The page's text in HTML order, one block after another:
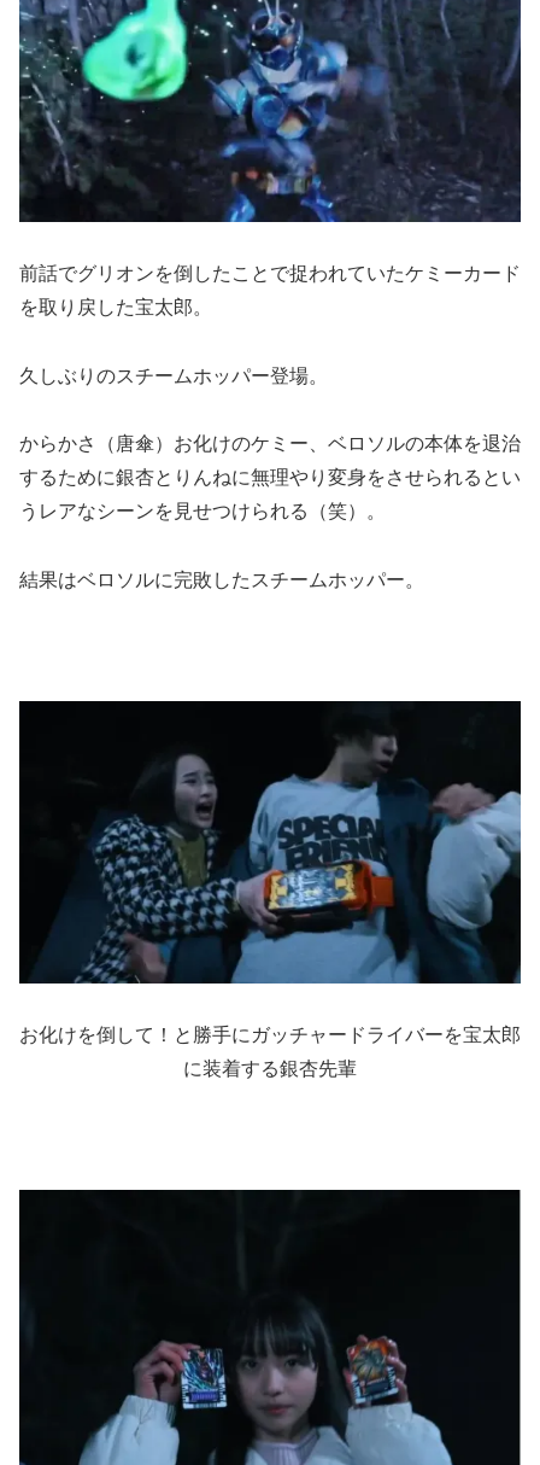
前話でグリオンを倒したことで捉われていたケミーカード
を取り戻した宝太郎。
久しぶりのスチームホッパー登場。
からかさ（唐傘）お化けのケミー、ベロソルの本体を退治
するために銀杏とりんねに無理やり変身をさせられるとい
うレアなシーンを見せつけられる（笑）。
結果はベロソルに完敗したスチームホッパー。
お化けを倒して！と勝手にガッチャードライバーを宝太郎
に装着する銀杏先輩